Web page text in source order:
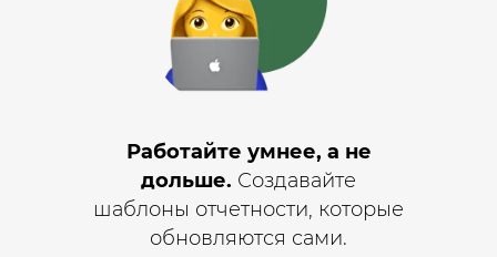
Работайте умнее, а не
дольше. Создавайте
шаблоны отчетности, которые
обновляются сами.